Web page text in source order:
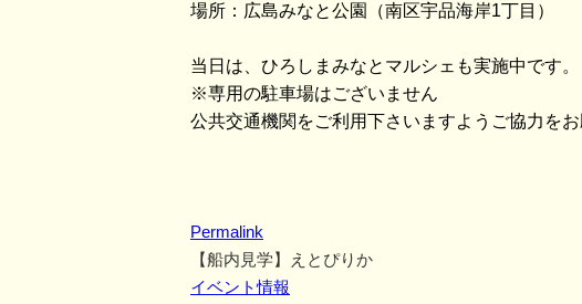
場所：広島みなと公園（南区宇品海岸1丁目）
当日は、ひろしまみなとマルシェも実施中です。
※専用の駐車場はございません
公共交通機関をご利用下さいますようご協力をお
Permalink
【船内見学】えとぴりか
イベント情報